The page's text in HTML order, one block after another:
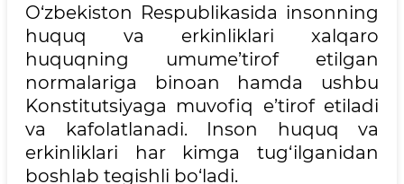
O‘zbekiston Respublikasida insonning
huquq va erkinliklari xalqaro
huquqning umume’tirof etilgan
normalariga binoan hamda ushbu
Konstitutsiyaga muvofiq e’tirof etiladi
va kafolatlanadi. Inson huquq va
erkinliklari har kimga tug‘ilganidan
boshlab tegishli bo‘ladi.